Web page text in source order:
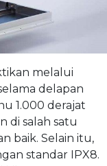
melalui
delapan
1.000 derajat
di salah satu
baik. Selain itu,
standar IPX8.